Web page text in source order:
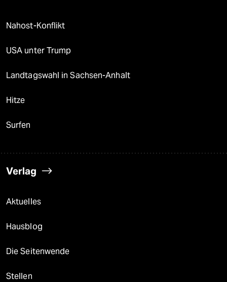
Nahost-Konflikt
USA unter Trump
Landtagswahl in Sachsen-Anhalt
Hitze
Surfen
Verlag
Aktuelles
Hausblog
Die Seitenwende
Stellen